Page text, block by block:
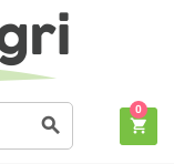
search shopping_cart
0